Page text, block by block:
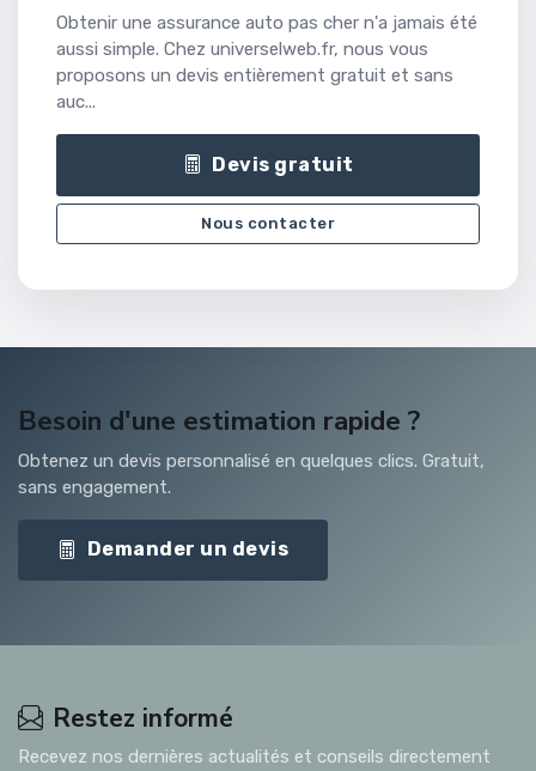
Obtenir une assurance auto pas cher n'a jamais été
aussi simple. Chez universelweb.fr, nous vous
proposons un devis entièrement gratuit et sans
auc...
Devis gratuit
Nous contacter
Besoin d'une estimation rapide ?
Obtenez un devis personnalisé en quelques clics. Gratuit,
sans engagement.
Demander un devis
Restez informé
Recevez nos dernières actualités et conseils directement